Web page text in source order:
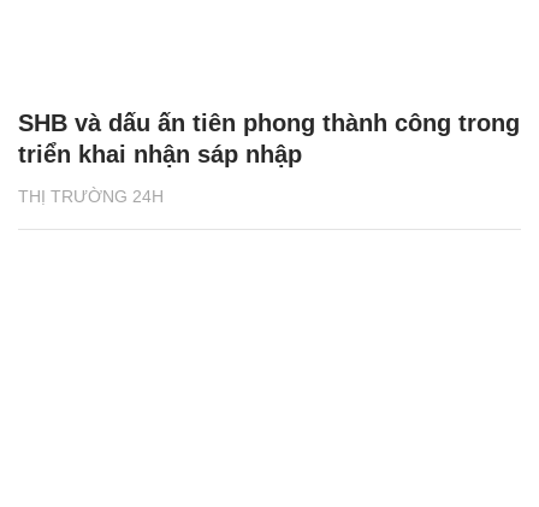
THỊ TRƯỜNG 24H
SHB và dấu ấn tiên phong thành công trong
triển khai nhận sáp nhập